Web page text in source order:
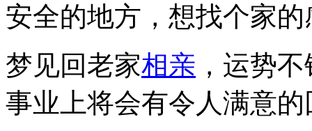
安全的地方，想找个家的
梦见回老家相亲 ，运势
事业上将会有令人满意的